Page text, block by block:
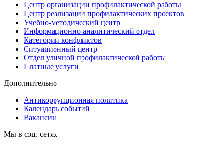
Центр организации профилактической работы
Центр реализации профилактических проектов
Учебно-методический центр
Информационно-аналитический отдел
Категории конфликтов
Ситуационный центр
Отдел уличной профилактической работы
Платные услуги
Дополнительно
Антикоррупционная политика
Календарь событий
Вакансии
Мы в соц. сетях